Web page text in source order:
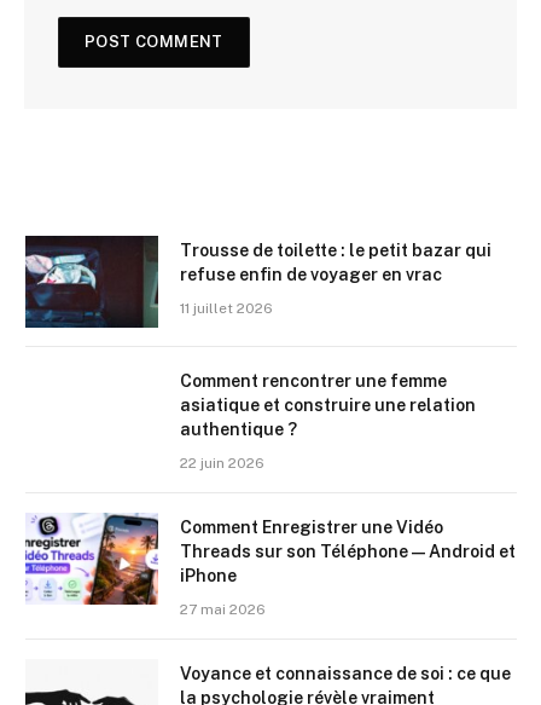
Trousse de toilette : le petit bazar qui
refuse enfin de voyager en vrac
11 juillet 2026
Comment rencontrer une femme
asiatique et construire une relation
authentique ?
22 juin 2026
Comment Enregistrer une Vidéo
Threads sur son Téléphone — Android et
iPhone
27 mai 2026
Voyance et connaissance de soi : ce que
la psychologie révèle vraiment